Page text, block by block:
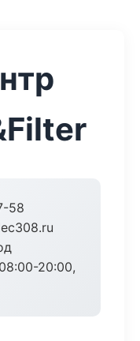
58
20:00,